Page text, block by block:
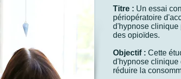
Titre : Un essai
périopératoire
d'hypnose clinique
des opioïdes.
Objectif : Cette
d'hypnose clinique
réduire la